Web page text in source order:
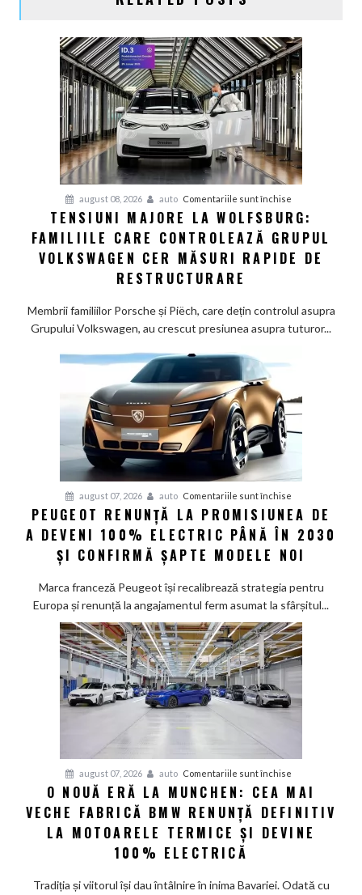
august 08, 2026 auto Comentariile sunt închise
Tensiuni
majore
la
care
măsuri
rapide
de
TENSIUNI MAJORE LA WOLFSBURG:
FAMILIILE CARE CONTROLEAZĂ GRUPUL
VOLKSWAGEN CER MĂSURI RAPIDE DE
RESTRUCTURARE
Membrii familiilor Porsche și Piëch, care dețin controlul asupra
Grupului Volkswagen, au crescut presiunea asupra tuturor...
august 07, 2026 auto Comentariile sunt închise
Peugeot
renunță
la
de
a
100%
electric
până
2030
șapte
noi
PEUGEOT RENUNȚĂ LA PROMISIUNEA DE
A DEVENI 100% ELECTRIC PÂNĂ ÎN 2030
ȘI CONFIRMĂ ȘAPTE MODELE NOI
Marca franceză Peugeot își recalibrează strategia pentru
Europa și renunță la angajamentul ferm asumat la sfârșitul...
august 07, 2026 auto Comentariile sunt închise
O
nouă
eră
Cea
O NOUĂ ERĂ LA MUNCHEN: CEA MAI
VECHE FABRICĂ BMW RENUNȚĂ DEFINITIV
LA MOTOARELE TERMICE ȘI DEVINE
100% ELECTRICĂ
Tradiția și viitorul își dau întâlnire în inima Bavariei. Odată cu